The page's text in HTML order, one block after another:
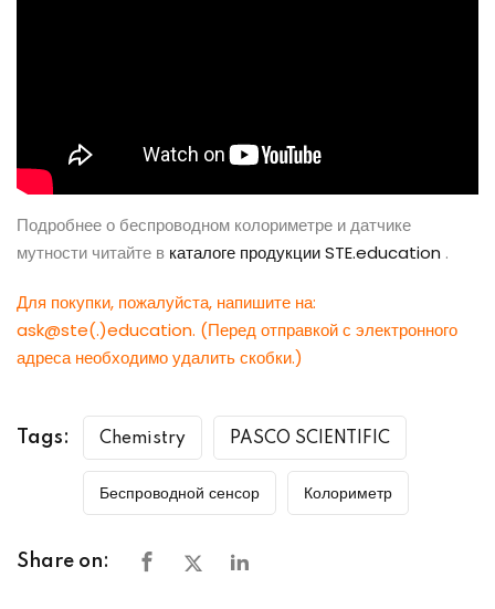
Подробнее о беспроводном колориметре и датчике
мутности читайте в каталоге продукции STE.education .
Для покупки, пожалуйста, напишите на:
ask@ste(.)education. (Перед отправкой с электронного
адреса необходимо удалить скобки.)
Tags: Chemistry PASCO SCIENTIFIC
Беспроводной сенсор Колориметр
Share on: